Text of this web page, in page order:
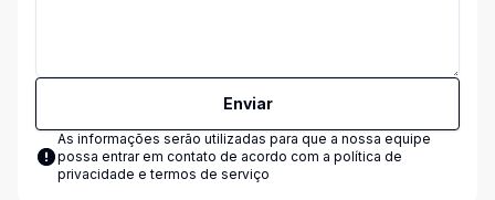
Enviar
As informações serão utilizadas para que a nossa equipe
possa entrar em contato de acordo com a política de
privacidade e termos de serviço